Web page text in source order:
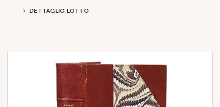
DETTAGLIO LOTTO